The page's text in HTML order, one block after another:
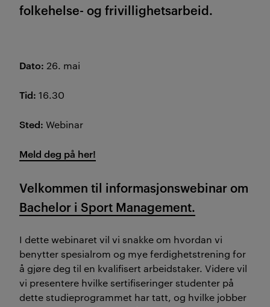
folkehelse- og frivillighetsarbeid.
Dato: 26. mai
Tid: 16.30
Sted: Webinar
Meld deg på her!
Velkommen til informasjonswebinar om
Bachelor i Sport Management.
I dette webinaret vil vi snakke om hvordan vi
benytter spesialrom og mye ferdighetstrening for
å gjøre deg til en kvalifisert arbeidstaker. Videre vil
vi presentere hvilke sertifiseringer studenter på
dette studieprogrammet har tatt, og hvilke jobber